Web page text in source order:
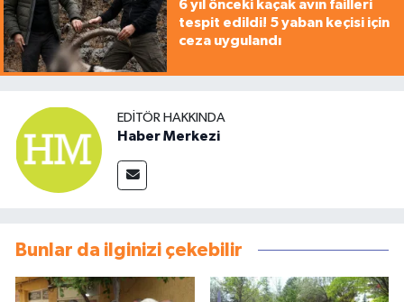
6 yıl önceki kaçak avın failleri
tespit edildi! 5 yaban keçisi için
ceza uygulandı
EDITÖR HAKKINDA
Haber Merkezi
Bunlar da ilginizi çekebilir